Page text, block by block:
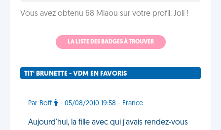
Vous avez obtenu 68 Miaou sur votre profil. Joli !
LA LISTE DES BADGES À TROUVER
TIT' BRUNETTE - VDM EN FAVORIS
Par Boff - 05/08/2010 19:58 - France
Aujourd'hui, la fille avec qui j'avais rendez-vous